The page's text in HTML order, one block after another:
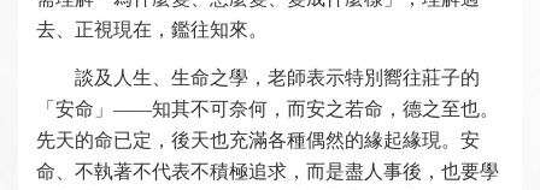
去、正視現在，鑑往知來。
談及人生、生命之學，老師表示特別嚮往莊子的
「安命」――知其不可奈何，而安之若命，德之至也。
先天的命已定，後天也充滿各種偶然的緣起緣現。安
命、不執著不代表不積極追求，而是盡人事後，也要學